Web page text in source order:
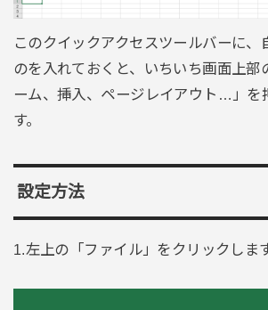
このクイックアクセスツールバーに、
のを入れておくと、いちいち画面上部
ーム、挿入、ページレイアウト…」を
す。
設定方法
1.左上の「ファイル」をクリックします